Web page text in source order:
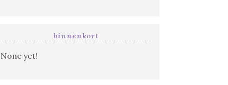
binnenkort
None yet!